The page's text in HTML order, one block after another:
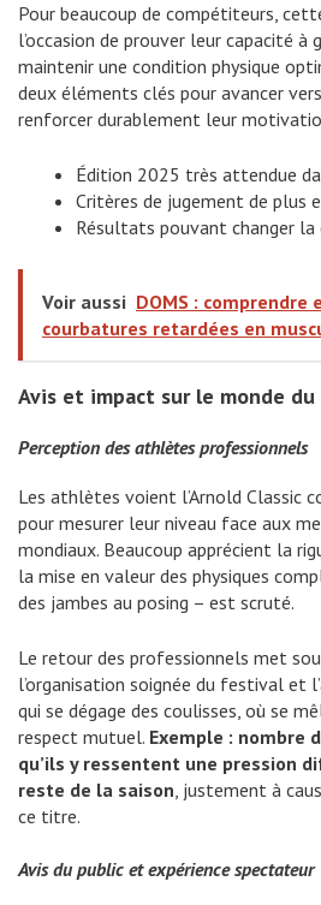
Pour beaucoup de compétiteurs,
l’occasion de prouver leur capacité à
maintenir une condition physique
deux éléments clés pour avancer
renforcer durablement leur
Édition 2025 très attendue
Critères de jugement de plus
Résultats pouvant changer la
Voir aussi DOMS : comprendre
courbatures retardées en
Avis et impact sur le monde
Perception des athlètes professionnels
Les athlètes voient l’Arnold Classic
pour mesurer leur niveau face aux
mondiaux. Beaucoup apprécient la
la mise en valeur des physiques
des jambes au posing – est scruté.
Le retour des professionnels met
l’organisation soignée du festival et
qui se dégage des coulisses, où se
respect mutuel. Exemple : nombre
qu’ils y ressentent une pression
reste de la saison, justement à
ce titre.
Avis du public et expérience spectateur